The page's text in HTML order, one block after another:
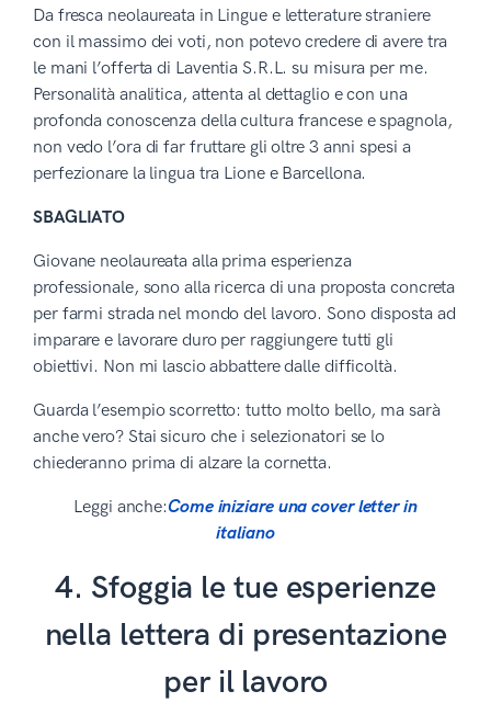
Da fresca neolaureata in Lingue e letterature straniere
con il massimo dei voti, non potevo credere di avere tra
le mani l’offerta di Laventia S.R.L. su misura per me.
Personalità analitica, attenta al dettaglio e con una
profonda conoscenza della cultura francese e spagnola,
non vedo l’ora di far fruttare gli oltre 3 anni spesi a
perfezionare la lingua tra Lione e Barcellona.
SBAGLIATO
Giovane neolaureata alla prima esperienza
professionale, sono alla ricerca di una proposta concreta
per farmi strada nel mondo del lavoro. Sono disposta ad
imparare e lavorare duro per raggiungere tutti gli
obiettivi. Non mi lascio abbattere dalle difficoltà.
Guarda l’esempio scorretto: tutto molto bello, ma sarà
anche vero? Stai sicuro che i selezionatori se lo
chiederanno prima di alzare la cornetta.
Leggi anche:Come iniziare una cover letter in
italiano
4. Sfoggia le tue esperienze
nella lettera di presentazione
per il lavoro